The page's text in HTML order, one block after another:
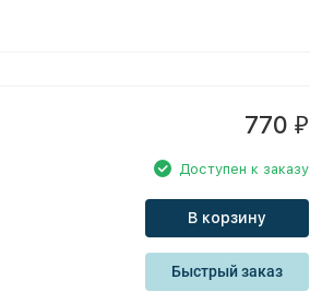
770 ₽
Доступен к заказу
В корзину
Быстрый заказ